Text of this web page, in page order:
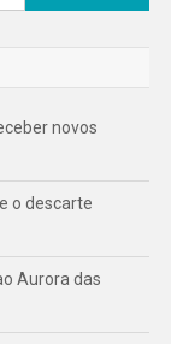
por:
novos
o descarte
Aurora das